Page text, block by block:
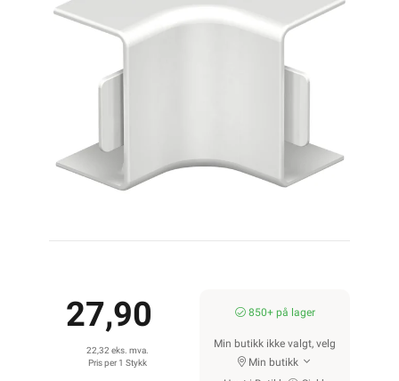
27,90
22,32 eks. mva.
Pris per 1 Stykk
850+ på lager
Min butikk ikke valgt, velg
Min butikk